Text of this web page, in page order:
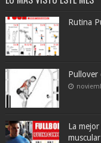
Rutina
Pullover
La
muscular